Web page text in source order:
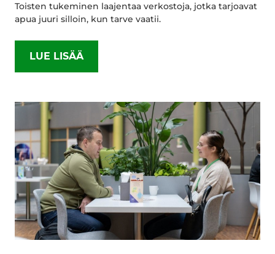
Toisten tukeminen laajentaa verkostoja, jotka tarjoavat
apua juuri silloin, kun tarve vaatii.
LUE LISÄÄ